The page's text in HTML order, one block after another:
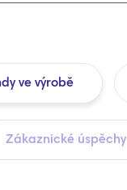
ve výrobě
Zákaznické úspěchy